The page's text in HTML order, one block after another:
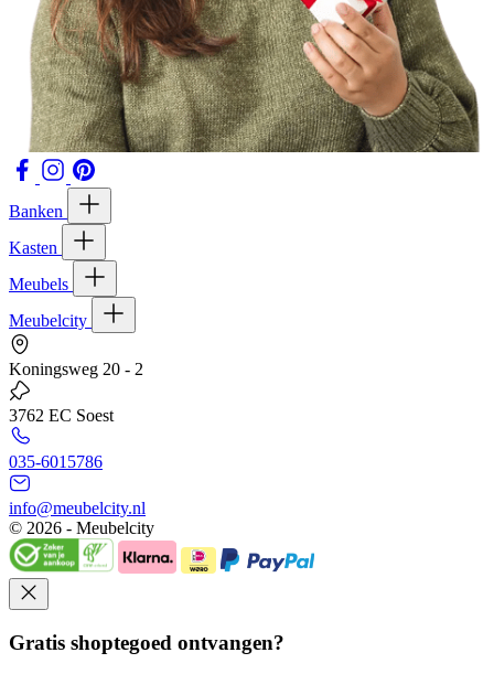
Banken
Kasten
Meubels
Meubelcity
Koningsweg 20 - 2
3762 EC Soest
035-6015786
info@meubelcity.nl
© 2026 - Meubelcity
Gratis shoptegoed ontvangen?